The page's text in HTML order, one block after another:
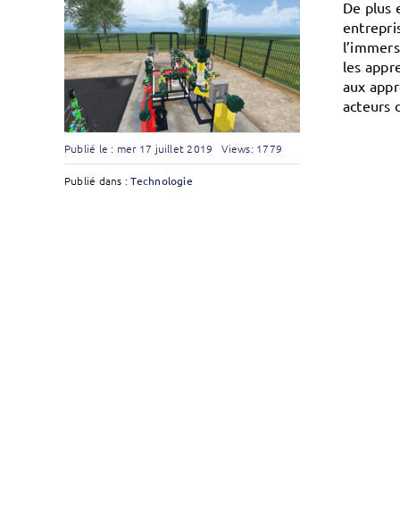
Publié le : mer 17 juillet 2019 Views: 1779
Publié dans :Technologie
De plus
les
aux
acteurs